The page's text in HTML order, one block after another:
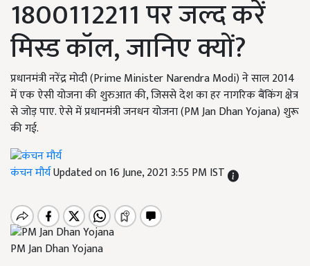
1800112211 पर जल्द करें
मिस्ड कॉल, जानिए क्यों?
प्रधानमंत्री नरेंद्र मोदी (Prime Minister Narendra Modi) ने साल 2014
में एक ऐसी योजना की शुरुआत की, जिससे देश का हर नागरिक बैंकिंग क्षेत्र
से जोड़ पाए. ऐसे में प्रधानमंत्री जनधन योजना (PM Jan Dhan Yojana) शुरू
की गई.
कंचन मौर्यUpdated on 16 June, 2021 3:55 PM IST
PM Jan Dhan Yojana